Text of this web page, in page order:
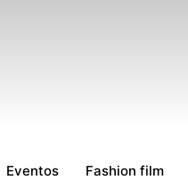
Eventos Fashion film